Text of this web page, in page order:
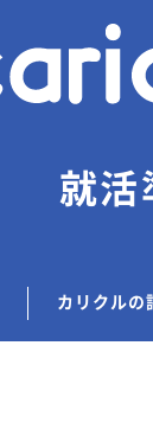
就活
カリクルの